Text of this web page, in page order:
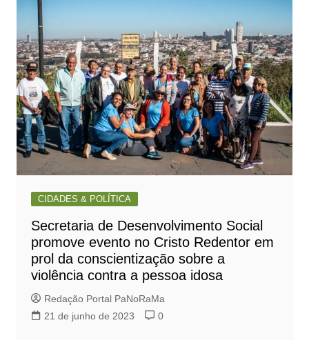
CIDADES & POLÍTICA
Secretaria de Desenvolvimento Social
promove evento no Cristo Redentor em
prol da conscientização sobre a
violência contra a pessoa idosa
Redação Portal PaNoRaMa
21 de junho de 2023
0